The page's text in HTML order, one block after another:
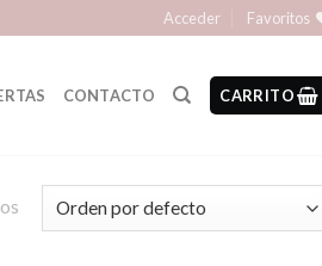
Acceder Favoritos
CONTACTO CARRITO